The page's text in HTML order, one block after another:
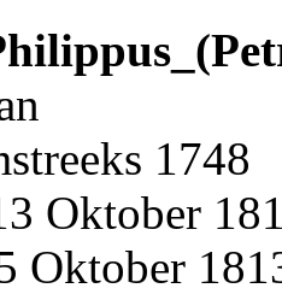
1748
Oktober
Oktober